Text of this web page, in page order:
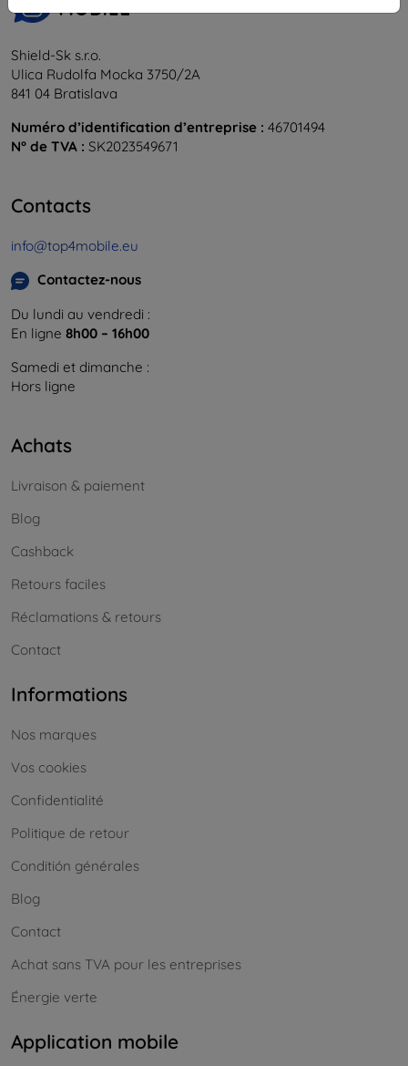
Shield-Sk s.r.o.
Ulica Rudolfa Mocka 3750/2A
841 04 Bratislava
Numéro d’identification d’entreprise : 46701494
N° de TVA : SK2023549671
Contacts
info@top4mobile.eu
Contactez-nous
Du lundi au vendredi :
En ligne 8h00 – 16h00
Samedi et dimanche :
Hors ligne
Achats
Livraison & paiement
Blog
Cashback
Retours faciles
Réclamations & retours
Contact
Informations
Nos marques
Vos cookies
Confidentialité
Politique de retour
Conditión générales
Blog
Contact
Achat sans TVA pour les entreprises
Énergie verte
Application mobile